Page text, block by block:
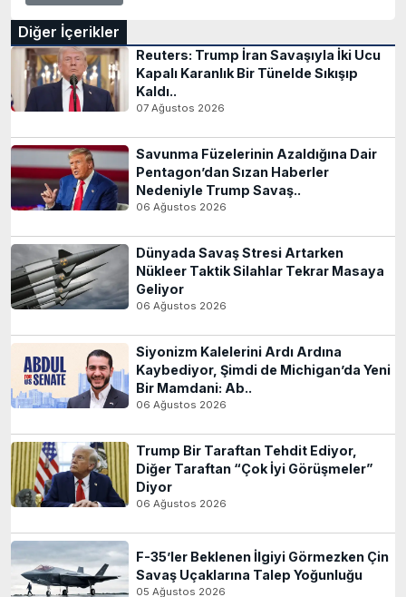
Diğer İçerikler
Reuters: Trump İran Savaşıyla İki Ucu
Kapalı Karanlık Bir Tünelde Sıkışıp
Kaldı..
07 Ağustos 2026
Savunma Füzelerinin Azaldığına Dair
Pentagon’dan Sızan Haberler
Nedeniyle Trump Savaş..
06 Ağustos 2026
Dünyada Savaş Stresi Artarken
Nükleer Taktik Silahlar Tekrar Masaya
Geliyor
06 Ağustos 2026
Siyonizm Kalelerini Ardı Ardına
Kaybediyor, Şimdi de Michigan’da Yeni
Bir Mamdani: Ab..
06 Ağustos 2026
Trump Bir Taraftan Tehdit Ediyor,
Diğer Taraftan “Çok İyi Görüşmeler”
Diyor
06 Ağustos 2026
F-35’ler Beklenen İlgiyi Görmezken Çin
Savaş Uçaklarına Talep Yoğunluğu
05 Ağustos 2026